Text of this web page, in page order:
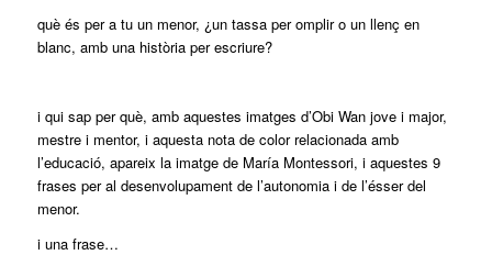
què és per a tu un menor, ¿un tassa per omplir o un llenç en
blanc, amb una història per escriure?
i qui sap per què, amb aquestes imatges d’Obi Wan jove i major,
mestre i mentor, i aquesta nota de color relacionada amb
l’educació, apareix la imatge de María Montessori, i aquestes 9
frases per al desenvolupament de l’autonomia i de l’ésser del
menor.
i una frase…